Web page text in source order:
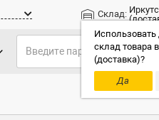
Склад:
Использовать
склад товара
(доставка)?
Да
Только